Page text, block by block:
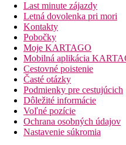
Zábava
Deti
Detský bazén, detské
Marina.
Wellness
Moderné wellness
zóny (1 400 m2)
Zadarmo:vnútorný
Za poplatok:
programy
Last minute zájazdy
Letná dovolenka pri mori
Kontakty
Pobočky
Moje KARTAGO
Mobilná aplikácia
Cestovné poistenie
Časté otázky
Podmienky pre cestujúcich
Dôležité informácie
Voľné pozície
Ochrana osobných údajov
Nastavenie súkromia